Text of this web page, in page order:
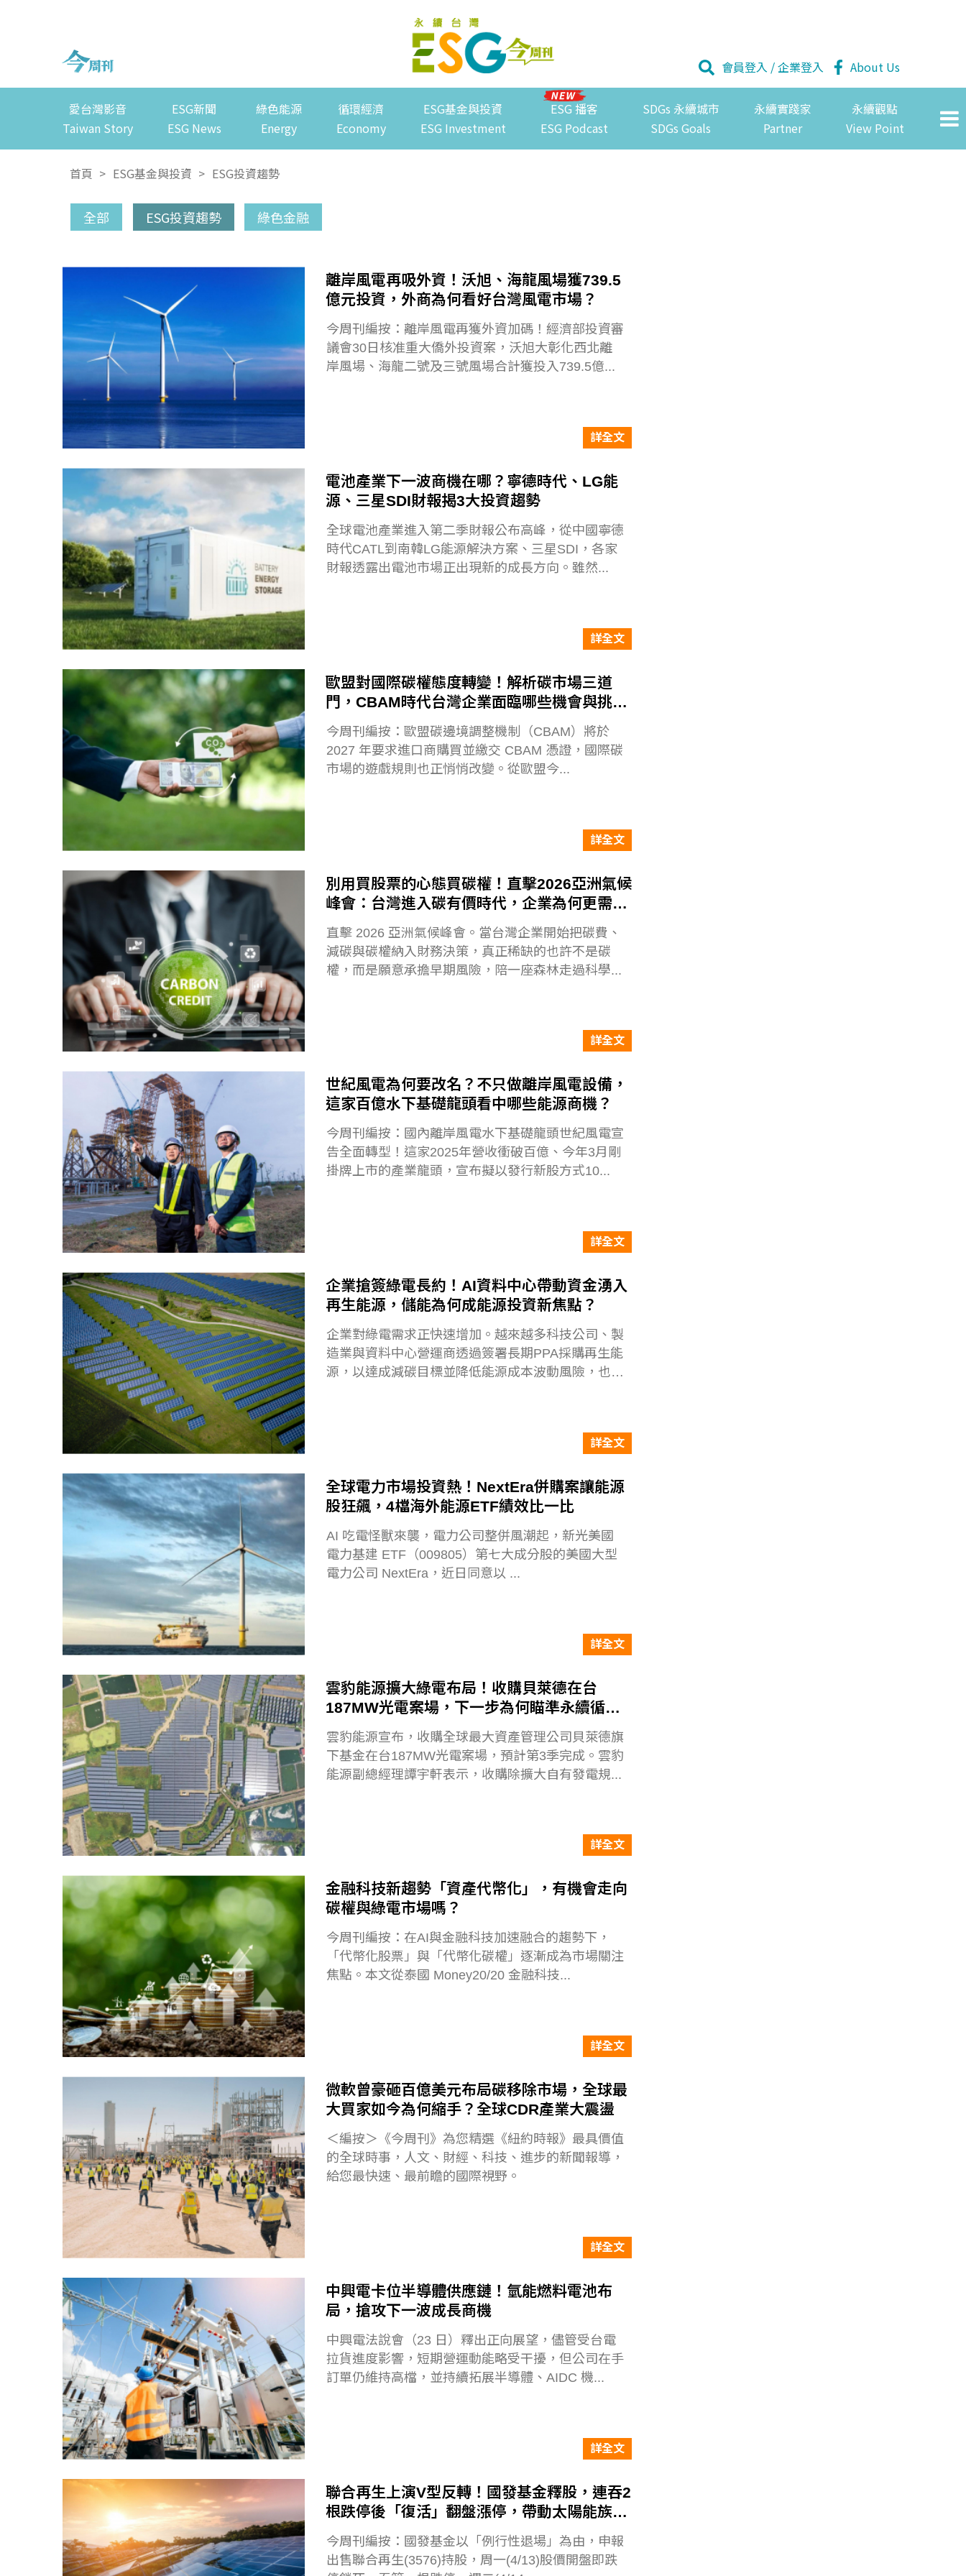
會員登入 /企業登入 About Us
愛台灣影音
Taiwan Story
ESG新聞
ESG News
綠色能源
Energy
循環經濟
Economy
ESG基金與投資
ESG Investment
ESG 播客
ESG Podcast
SDGs 永續城市
SDGs Goals
永續實踐家
Partner
永續觀點
View Point
首頁 > ESG基金與投資 > ESG投資趨勢
全部 ESG投資趨勢 綠色金融
離岸風電再吸外資！沃旭、海龍風場獲739.5
億元投資，外商為何看好台灣風電市場？
今周刊編按：離岸風電再獲外資加碼！經濟部投資審
議會30日核准重大僑外投資案，沃旭大彰化西北離
岸風場、海龍二號及三號風場合計獲投入739.5億...
詳全文
電池產業下一波商機在哪？寧德時代、LG能
源、三星SDI財報揭3大投資趨勢
全球電池產業進入第二季財報公布高峰，從中國寧德
時代CATL到南韓LG能源解決方案、三星SDI，各家
財報透露出電池市場正出現新的成長方向。雖然...
詳全文
歐盟對國際碳權態度轉變！解析碳市場三道
門，CBAM時代台灣企業面臨哪些機會與挑
戰？
今周刊編按：歐盟碳邊境調整機制（CBAM）將於
2027 年要求進口商購買並繳交 CBAM 憑證，國際碳
市場的遊戲規則也正悄悄改變。從歐盟今...
詳全文
別用買股票的心態買碳權！直擊2026亞洲氣候
峰會：台灣進入碳有價時代，企業為何更需要
懂森林裡的「耐心資本」？
直擊 2026 亞洲氣候峰會。當台灣企業開始把碳費、
減碳與碳權納入財務決策，真正稀缺的也許不是碳
權，而是願意承擔早期風險，陪一座森林走過科學...
詳全文
世紀風電為何要改名？不只做離岸風電設備，
這家百億水下基礎龍頭看中哪些能源商機？
今周刊編按：國內離岸風電水下基礎龍頭世紀風電宣
告全面轉型！這家2025年營收衝破百億、今年3月剛
掛牌上市的產業龍頭，宣布擬以發行新股方式10...
詳全文
企業搶簽綠電長約！AI資料中心帶動資金湧入
再生能源，儲能為何成能源投資新焦點？
企業對綠電需求正快速增加。越來越多科技公司、製
造業與資料中心營運商透過簽署長期PPA採購再生能
源，以達成減碳目標並降低能源成本波動風險，也
詳全文
全球電力市場投資熱！NextEra併購案讓能源
股狂飆，4檔海外能源ETF績效比一比
AI 吃電怪獸來襲，電力公司整併風潮起，新光美國
電力基建 ETF（009805）第七大成分股的美國大型
電力公司 NextEra，近日同意以 ...
詳全文
雲豹能源擴大綠電布局！收購貝萊德在台
187MW光電案場，下一步為何瞄準永續循環
商機？
雲豹能源宣布，收購全球最大資產管理公司貝萊德旗
下基金在台187MW光電案場，預計第3季完成。雲豹
能源副總經理譚宇軒表示，收購除擴大自有發電規...
詳全文
金融科技新趨勢「資產代幣化」，有機會走向
碳權與綠電市場嗎？
今周刊編按：在AI與金融科技加速融合的趨勢下，
「代幣化股票」與「代幣化碳權」逐漸成為市場關注
焦點。本文從泰國 Money20/20 金融科技...
詳全文
微軟曾豪砸百億美元布局碳移除市場，全球最
大買家如今為何縮手？全球CDR產業大震盪
＜編按＞《今周刊》為您精選《紐約時報》最具價值
的全球時事，人文、財經、科技、進步的新聞報導，
給您最快速、最前瞻的國際視野。
詳全文
中興電卡位半導體供應鏈！氫能燃料電池布
局，搶攻下一波成長商機
中興電法說會（23 日）釋出正向展望，儘管受台電
拉貨進度影響，短期營運動能略受干擾，但公司在手
訂單仍維持高檔，並持續拓展半導體、AIDC 機...
詳全文
聯合再生上演V型反轉！國發基金釋股，連吞2
根跌停後「復活」翻盤漲停，帶動太陽能族群
轉強
今周刊編按：國發基金以「例行性退場」為由，申報
出售聯合再生(3576)持股，周一(4/13)股價開盤即跌